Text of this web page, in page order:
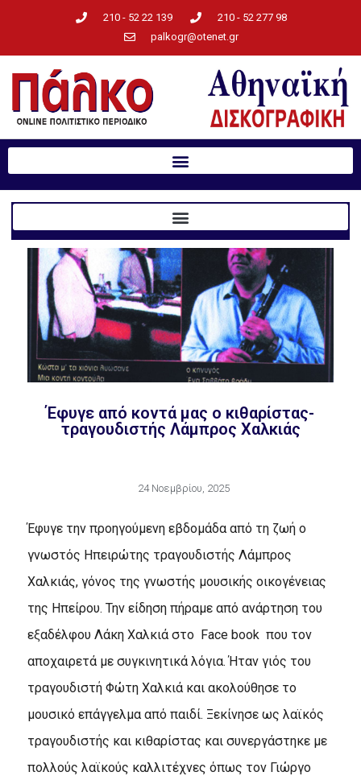
210 - 52 22 139
210 - 52 277 98
palkogr@otenet.gr
Έφυγε από κοντά μας ο κιθαρίστας-
τραγουδιστής Λάμπρος Χαλκιάς
24 Νοεμβρίου, 2025
Έφυγε την προηγούμενη εβδομάδα από τη ζωή ο
γνωστός Ηπειρώτης τραγουδιστής Λάμπρος
Χαλκιάς, γόνος της γνωστής μουσικής οικογένειας
της Ηπείρου. Την είδηση πήραμε από ανάρτηση του
εξαδέλφου Λάκη Χαλκιά στο Face book που τον
αποχαιρετά με συγκινητικά λόγια. Ήταν γιός του
τραγουδιστή Φώτη Χαλκιά και ακολούθησε το
μουσικό επάγγελμα από παιδί. Ξεκίνησε ως λαϊκός
τραγουδιστής και κιθαρίστας και συνεργάστηκε με
πολλούς λαϊκούς καλλιτέχνες όπως τον Γιώργο